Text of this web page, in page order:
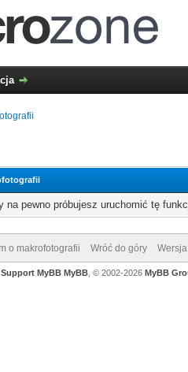
na pewno próbujesz uruchomić tę
o makrofotografii Wróć do góry
MyBB MyBB , © 2002-2026 MyBB